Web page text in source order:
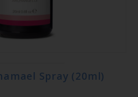
Spray (20ml)